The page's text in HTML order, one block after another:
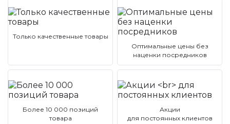
Только качественные товары
Оптимальные цены без
наценки посредников
Более 10 000 позиций
товара
Акции
для постоянных клиентов